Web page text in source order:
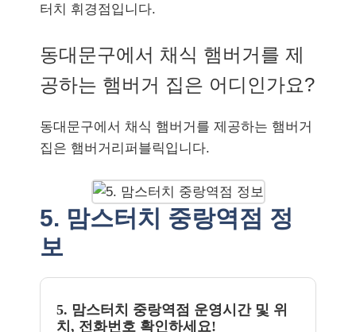
터치 휘경점입니다.
동대문구에서 채식 햄버거를 제
공하는 햄버거 집은 어디인가요?
동대문구에서 채식 햄버거를 제공하는 햄버거
집은 햄버거리퍼블릭입니다.
5. 맘스터치 중랑역점 정
보
5. 맘스터치 중랑역점 운영시간 및 위
치, 전화번호 확인하세요!